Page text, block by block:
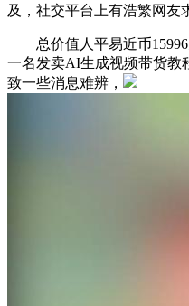
及，社交平台上有浩繁网友
总价值人平易近币15996
一名发卖AI生成视频带货教
致一些消息难辨，